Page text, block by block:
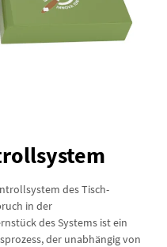
des Tisch-
in der
des Systems ist ein
der unabhängig von